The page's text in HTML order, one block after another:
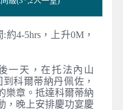
4-5hrs，上升0M，
一天，在托法內山
科爾蒂納丹佩佐，
樂章。抵達科爾蒂納
，晚上安排慶功宴慶